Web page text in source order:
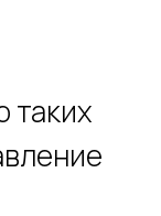
таких